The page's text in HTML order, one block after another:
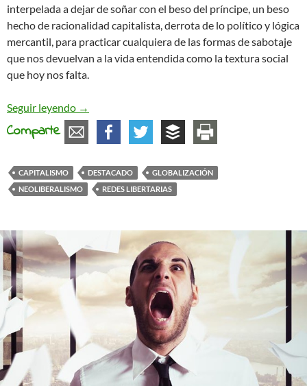
interpelada a dejar de soñar con el beso del príncipe, un beso
hecho de racionalidad capitalista, derrota de lo político y lógica
mercantil, para practicar cualquiera de las formas de sabotaje
que nos devuelvan a la vida entendida como la textura social
que hoy nos falta.
Seguir leyendo El «globo» de la globalización desde abajo
→
Comparte
CAPITALISMO DESTACADO
GLOBALIZACIÓN
NEOLIBERALISMO
REDES LIBERTARIAS